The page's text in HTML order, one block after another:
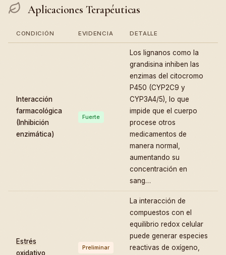
Aplicaciones Terapéuticas
CONDICIÓN EVIDENCIA DETALLE
Interacción
farmacológica
(Inhibición
enzimática)
Fuerte
Los lignanos como la
grandisina inhiben las
enzimas del citocromo
P450 (CYP2C9 y
CYP3A4/5), lo que
impide que el cuerpo
procese otros
medicamentos de
manera normal,
aumentando su
concentración en
sang…
Estrés
oxidativo
Preliminar
La interacción de
compuestos con el
equilibrio redox celular
puede generar especies
reactivas de oxígeno,